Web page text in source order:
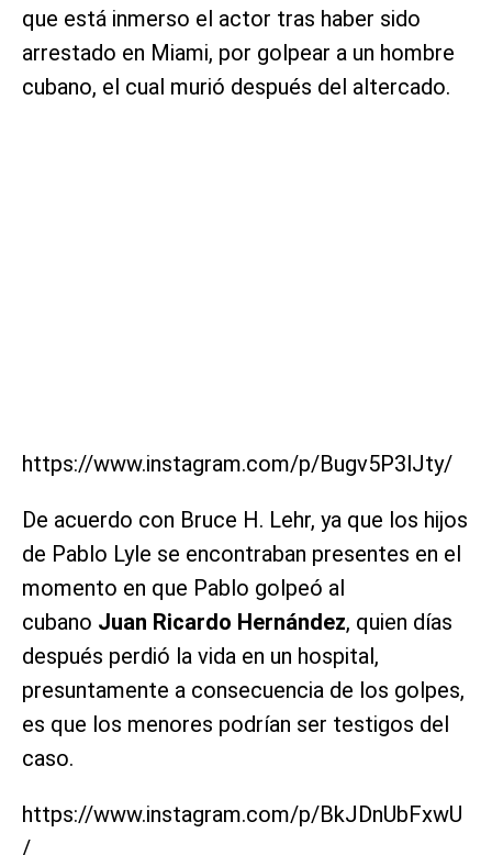
que está inmerso el actor tras haber sido
arrestado en Miami, por golpear a un hombre
cubano, el cual murió después del altercado.
https://www.instagram.com/p/Bugv5P3lJty/
De acuerdo con Bruce H. Lehr, ya que los hijos
de Pablo Lyle se encontraban presentes en el
momento en que Pablo golpeó al
cubano Juan Ricardo Hernández, quien días
después perdió la vida en un hospital,
presuntamente a consecuencia de los golpes,
es que los menores podrían ser testigos del
caso.
https://www.instagram.com/p/BkJDnUbFxwU
/